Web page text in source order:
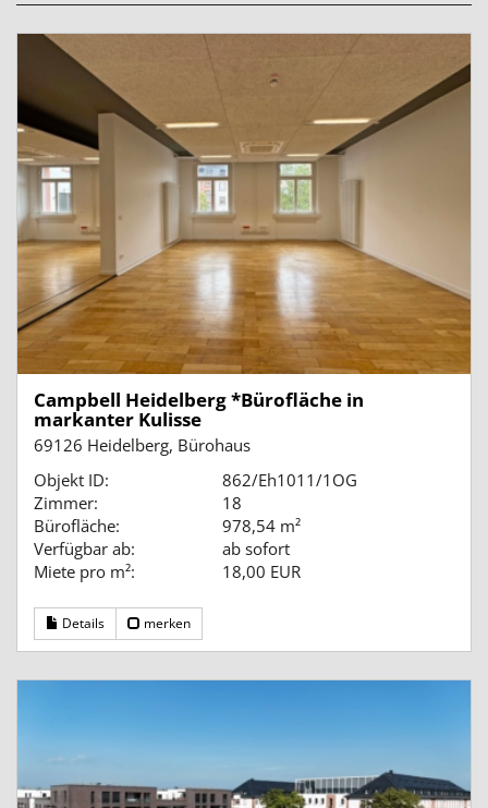
Campbell Heidelberg *Bürofläche in
markanter Kulisse
69126 Heidelberg, Bürohaus
Objekt ID:
862/Eh1011/1OG
Zimmer:
18
Bürofläche:
978,54 m²
Verfügbar ab:
ab sofort
Miete pro m²:
18,00 EUR
Details merken